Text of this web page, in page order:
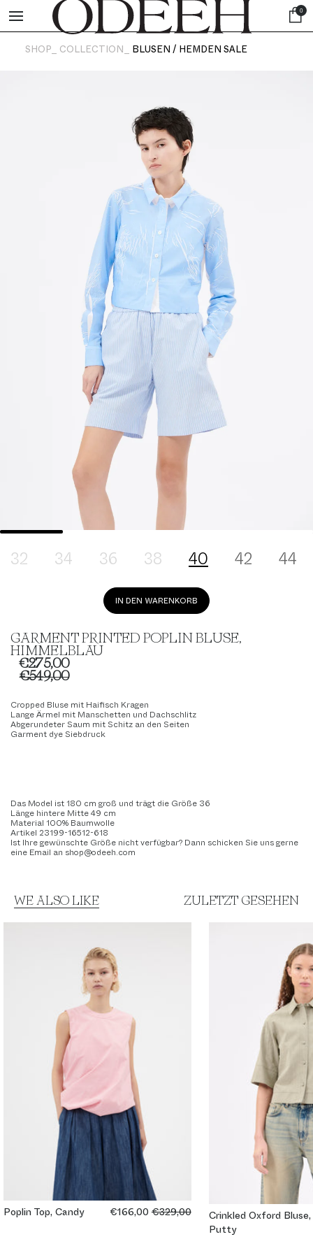
0
SHOP_ COLLECTION_ BLUSEN / HEMDEN SALE
GARMENT PRINTED POPLIN BLUSE,
HIMMELBLAU
€275,00
€549,00
Cropped Bluse mit Haifisch Kragen
Lange Ärmel mit Manschetten und Dachschlitz
Abgerundeter Saum mit Schitz an den Seiten
Garment dye Siebdruck
Das Model ist 180 cm groß und trägt die Größe 36
Länge hintere Mitte 49 cm
Material 100% Baumwolle
Artikel 23199-16512-618
Ist Ihre gewünschte Größe nicht verfügbar? Dann schicken Sie uns gerne
eine Email an shop@odeeh.com
32 34 36 38 40 42 44
WE ALSO LIKE ZULETZT GESEHEN
Poplin Top, Candy €166,00€329,00
Crinkled Oxford Bluse,
Putty